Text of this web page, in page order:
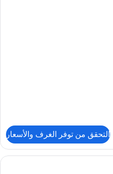
التحقق من توفر الغرف والأسعار